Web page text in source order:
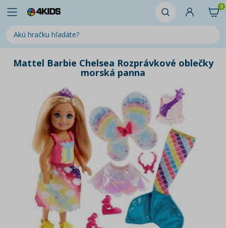
0
Mattel Barbie Chelsea Rozprávkové oblečky
morská panna